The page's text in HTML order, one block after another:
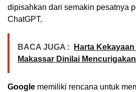
dipisahkan dari semakin pesatnya
ChatGPT.
BACA JUGA :
Harta
Makassar Dinilai Mencurigakan
Google memiliki rencana untuk